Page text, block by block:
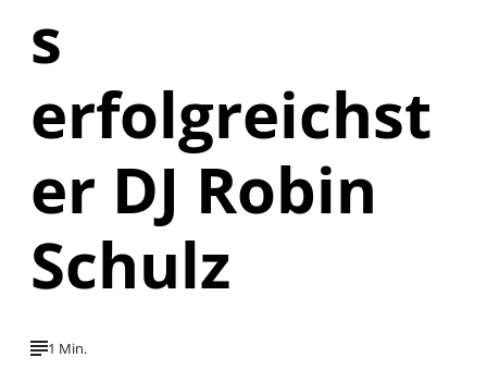
s
erfolgreichst
er DJ Robin
Schulz
1 Min.